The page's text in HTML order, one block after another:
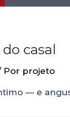
casal
Por projeto
— e